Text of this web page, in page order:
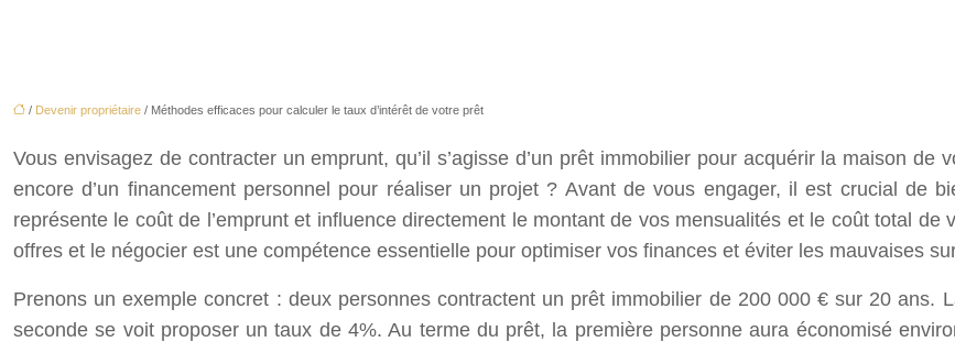
/ Devenir propriétaire / Méthodes efficaces pour calculer le taux d’intérêt de votre prêt
Vous envisagez de contracter un emprunt, qu’il s’agisse d’un prêt immobilier pour acquérir la maison
encore d’un financement personnel pour réaliser un projet ? Avant de vous engager, il est crucial de
représente le coût de l’emprunt et influence directement le montant de vos mensualités et le coût total
offres et le négocier est une compétence essentielle pour optimiser vos finances et éviter les mauvaises
Prenons un exemple concret : deux personnes contractent un prêt immobilier de 200 000 € sur 20 ans.
seconde se voit proposer un taux de 4%. Au terme du prêt, la première personne aura économisé